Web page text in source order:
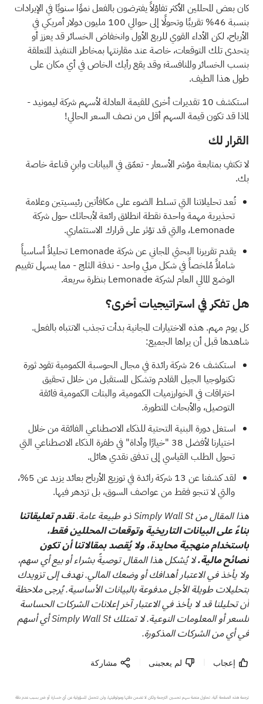
كان بعض المحللين الأكثر تفاؤلاً يفترضون بالفعل نموًا سنويًا في الإيرادات
بنسبة 46% تقريبًا وتحولًا إلى حوالي 100 مليون دولار أمريكي في
الأرباح، لكن الأداء القوي للربع الأول وانخفاض الخسائر قد يعزز أو
يتحدى تلك التوقعات، خاصة عند مقارنتها بمخاطر التنفيذ المتعلقة
بنسب الخسائر والمنافسة؛ وقد يقع رأيك الخاص في أي مكان على
طول هذا الطيف.
استكشف 10 تقديرات أخرى للقيمة العادلة لأسهم شركة ليمونيد
-
لماذا قد تكون قيمة السهم أقل من نصف السعر الحالي!
القرار لك
لا تكتفِ بمتابعة مؤشر الأسعار - تعمّق في البيانات وابنِ قناعة خاصة
بك.
تُعد تحليلاتنا التي تسلط الضوء على مكافأتين رئيسيتين وعلامة
تحذيرية مهمة واحدةنقطة انطلاق رائعة لأبحاثك حول شركة
Lemonade، والتي قد تؤثر على قرارك الاستثماري.
يقدم تقريرنا البحثي المجاني عن شركة Lemonade
تحليلاً أساسياً
شاملاً مُلخصاً في شكل مرئي واحد - ندفة الثلج - مما يسهل تقييم
الوضع المالي العام لشركة Lemonade بنظرة سريعة.
هل تفكر في استراتيجيات أخرى؟
كل يوم مهم. هذه الاختيارات المجانية بدأت تجذب الانتباه بالفعل.
شاهدها قبل أن يراها الجميع:
استكشف 26 شركة رائدة في مجال الحوسبة الكمومية
تقود ثورة
تكنولوجيا الجيل القادم وتشكل المستقبل من خلال تحقيق
اختراقات في الخوارزميات الكمومية، والبتات الكمومية فائقة
التوصيل، والأبحاث المتطورة.
استغل دورة البنية التحتية للذكاء الاصطناعي الفائقة من خلال
اختيارنا لأفضل 38 "خيارًا وأداة" في طفرة الذكاء الاصطناعي
التي
تحول الطلب القياسي إلى تدفق نقدي هائل.
لقد كشفنا عن 13 شركة رائدة في توزيع الأرباح
بعائد يزيد عن 5%،
والتي لا تنجو فقط من عواصف السوق، بل تزدهر فيها.
هذا المقال من Simply Wall St ذو طبيعة عامة.
نقدم تعليقاتنا
بناءً على البيانات التاريخية وتوقعات المحللين فقط،
باستخدام منهجية محايدة، ولا يُقصد بمقالاتنا أن تكون
نصائح مالية.لا يُشكل هذا المقال توصيةً بشراء أو بيع أي سهم،
ولا يأخذ في الاعتبار أهدافك أو وضعك المالي. نهدف إلى تزويدك
بتحليلات طويلة الأجل مدفوعة بالبيانات الأساسية. يُرجى ملاحظة
أن تحليلنا قد لا يأخذ في الاعتبار آخر إعلانات الشركات الحساسة
للسعر أو المعلومات النوعية. لا تمتلك Simply Wall St أي أسهم
في أي من الشركات المذكورة.
إعجاب لم يعجبنى مشاركة
ترجمة هذه الصفحة آلية. تحاول منصة سهم تحسين الترجمة ولكن لا تضمن دقتها وموثوقيتها، ولن تتحمل المسؤولية عن أي خسارة أو ضرر بسبب عدم دقة